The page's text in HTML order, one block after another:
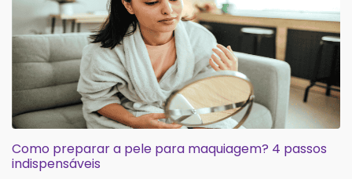
Como preparar a pele para maquiagem? 4 passos
indispensáveis